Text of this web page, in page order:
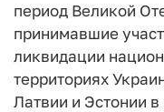
период Великой
принимавшие
ликвидации
территориях
Латвии и Эстонии в